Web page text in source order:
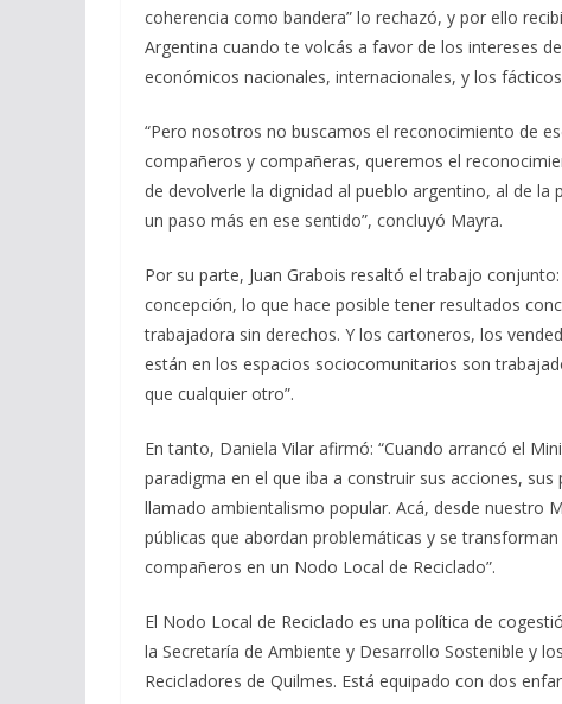
coherencia como bandera” lo rechazó, y por ello
Argentina cuando te volcás a favor de los intereses
económicos nacionales, internacionales, y los
“Pero nosotros no buscamos el reconocimiento de
compañeros y compañeras, queremos el
de devolverle la dignidad al pueblo argentino, al de
un paso más en ese sentido”, concluyó Mayra.
Por su parte, Juan Grabois resaltó el trabajo
concepción, lo que hace posible tener resultados
trabajadora sin derechos. Y los cartoneros, los
están en los espacios sociocomunitarios son
que cualquier otro”.
En tanto, Daniela Vilar afirmó: “Cuando arrancó el
paradigma en el que iba a construir sus acciones,
llamado ambientalismo popular. Acá, desde nuestro
públicas que abordan problemáticas y se
compañeros en un Nodo Local de Reciclado”.
El Nodo Local de Reciclado es una política de
la Secretaría de Ambiente y Desarrollo Sostenible y
Recicladores de Quilmes. Está equipado con dos